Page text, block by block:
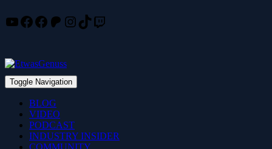
Skip
YouTube
Facebook
Facebook
Patreon
Instagram
TikTok
Twitch
Toggle Navigation
BLOG
VIDEO
PODCAST
INDUSTRY INSIDER
COMMUNITY